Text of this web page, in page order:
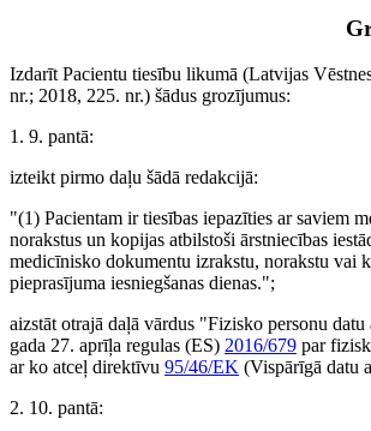
Izdarīt Pacientu tiesību likumā (Latvijas
nr.; 2018, 225. nr.) šādus grozījumus:
1. 9. pantā:
izteikt pirmo daļu šādā redakcijā:
"(1) Pacientam ir tiesības iepazīties ar saviem
norakstus un kopijas atbilstoši ārstniecības
medicīnisko dokumentu izrakstu, norakstu vai
pieprasījuma iesniegšanas dienas.";
aizstāt otrajā daļā vārdus "Fizisko personu
gada 27. aprīļa regulas (ES) 2016/679 par
ar ko atceļ direktīvu 95/46/EK (Vispārīgā datu
2. 10. pantā: